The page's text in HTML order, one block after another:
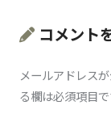
コメント
メールアドレス
る欄は必須項目